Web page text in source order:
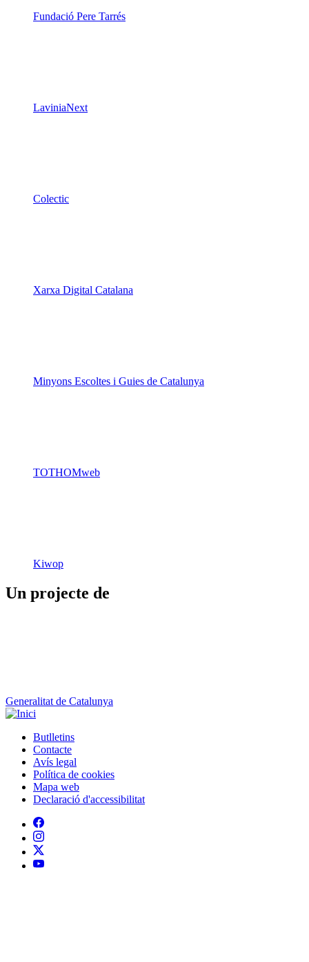
Fundació Pere Tarrés
LaviniaNext
Colectic
Xarxa Digital Catalana
Minyons Escoltes i Guies de Catalunya
TOTHOMweb
Kiwop
Un projecte de
Generalitat de Catalunya
Peu
Butlletins
Contacte
Avís legal
Política de cookies
Mapa web
Declaració d'accessibilitat